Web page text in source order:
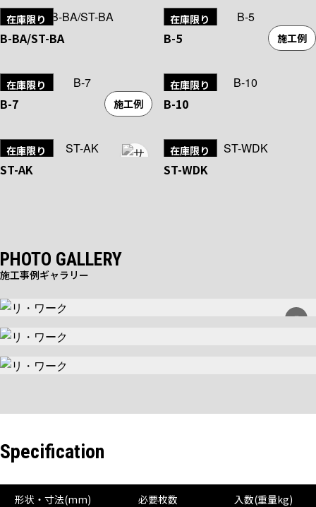
在庫限り
B-BA/ST-BA
在庫限り
B-5 施工例
在庫限り
B-7 施工例
在庫限り
B-10
在庫限り
ST-AK
在庫限り
ST-WDK
PHOTO GALLERY
施工事例ギャラリー
Specification
形状・寸法(mm) 必要枚数 入数(重量kg)